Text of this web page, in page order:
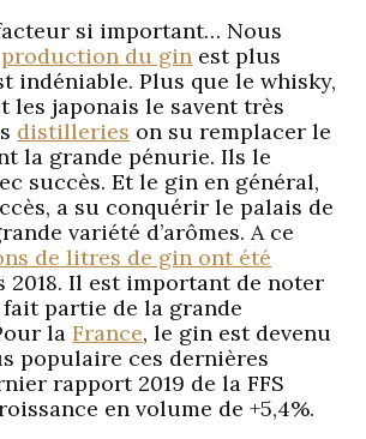
si important… Nous
production du gin est plus
indéniable. Plus que le whisky,
les japonais le savent très
distilleries on su remplacer le
la grande pénurie. Ils le
succès. Et le gin en général,
a su conquérir le palais de
variété d’arômes. A ce
de litres de gin ont été
2018. Il est important de noter
partie de la grande
laFrance, le gin est devenu
populaire ces dernières
rapport 2019 de la FFS
en volume de +5,4%.